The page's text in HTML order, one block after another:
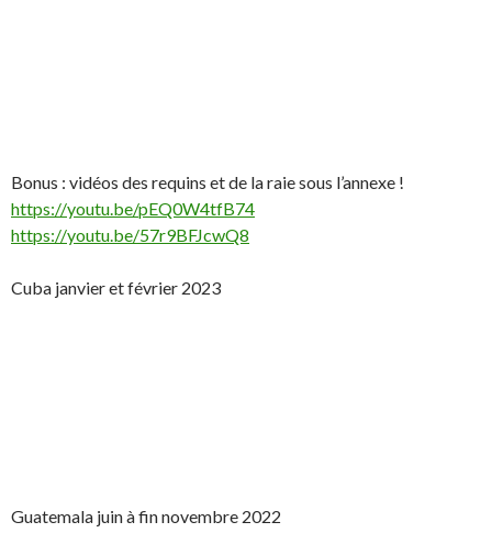
Bonus : vidéos des requins et de la raie sous l’annexe !
https://youtu.be/pEQ0W4tfB74
https://youtu.be/57r9BFJcwQ8
Cuba janvier et février 2023
Guatemala juin à fin novembre 2022